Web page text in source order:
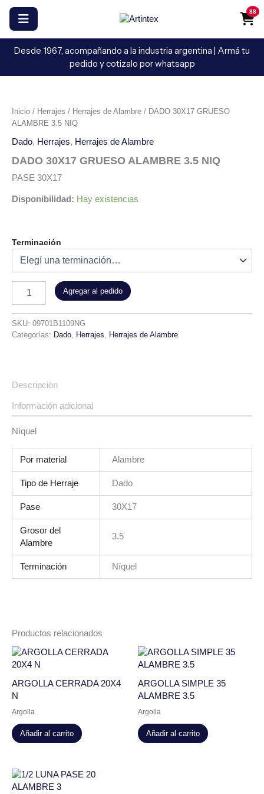
contenido
88
Desde 1967, acompañando a la industria argentina | Armá tu
pedido y cotizalo por whatsapp
Inicio / Herrajes / Herrajes de Alambre / DADO 30X17 GRUESO
ALAMBRE 3.5 NIQ
Dado, Herrajes, Herrajes de Alambre
DADO 30X17 GRUESO ALAMBRE 3.5 NIQ
PASE 30X17
Disponibilidad: Hay existencias
Terminación
ALAMBRE
3.5
NIQ
Agregar al pedido
SKU: 09701B1109NG
Categorías: Dado Herrajes Herrajes de Alambre
Descripción
Información adicional
Níquel
Por material Alambre
Tipo de Herraje Dado
Pase 30X17
Grosor del
Alambre
3.5
Terminación Níquel
Productos relacionados
ARGOLLA CERRADA 20X4
N
Argolla
Añadir al carrito
ARGOLLA SIMPLE 35
ALAMBRE 3.5
Argolla
Añadir al carrito